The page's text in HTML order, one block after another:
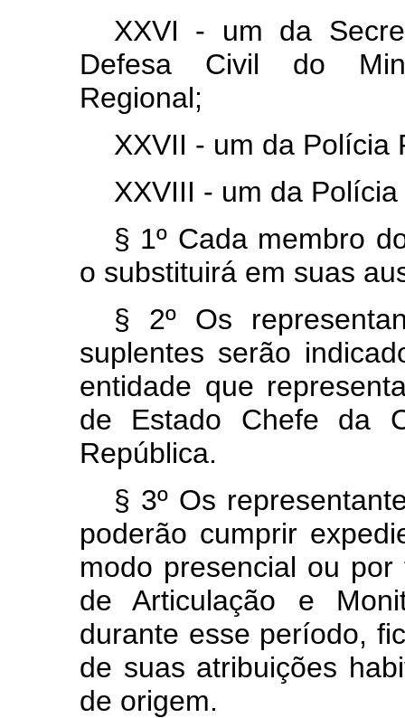
XXVI - um da
Defesa Civil do
Regional;
XXVII - um da Polícia
XXVIII - um da
§ 1º Cada membro
o substituirá em suas
§ 2º Os
suplentes serão
entidade que
de Estado Chefe da
República.
§ 3º Os
poderão cumprir
modo presencial ou
de Articulação e
durante esse período,
de suas atribuições
de origem.